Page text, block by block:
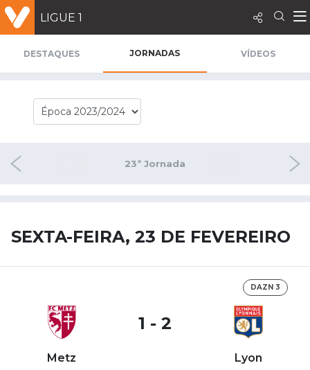
LIGUE 1
DESTAQUES JORNADAS VÍDEOS
23ª Jornada 24ª
SEXTA-FEIRA, 23 DE FEVEREIRO
DAZN 3
Metz
1 - 2
Lyon